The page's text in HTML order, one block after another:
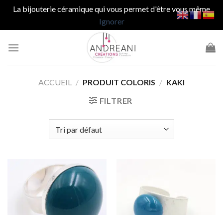
La bijouterie céramique qui vous permet d'être vous même
Ignorer
ACCUEIL / PRODUIT COLORIS / KAKI
FILTRER